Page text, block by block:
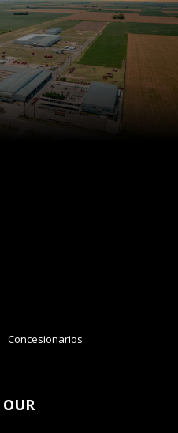
Concesionarios